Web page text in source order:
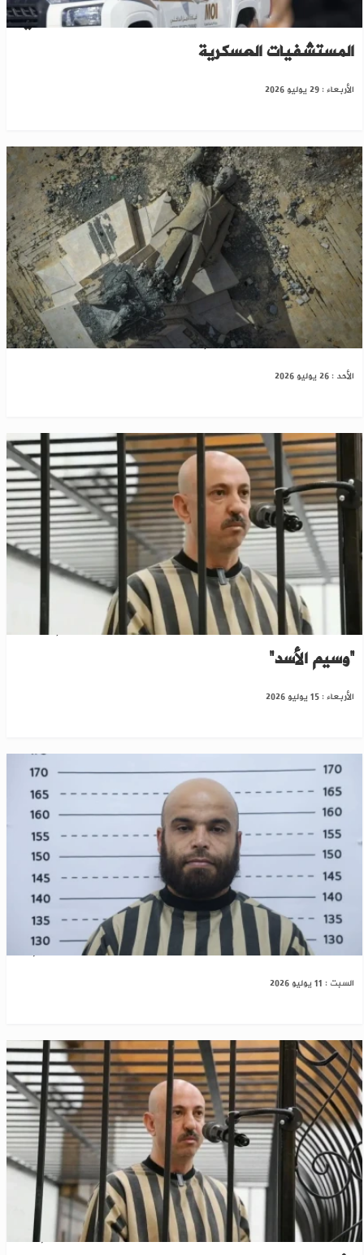
حمص: توقيف ثلاثة متهمين بارتكاب انتهاكات في
المستشفيات العسكرية
الأربعاء : 29 يوليو 2026
هذا ما ورثناه عن نظام الاسد
الأحد : 26 يوليو 2026
دمشق: بدء الجلسة الثانية من محاكمة المجرم
“وسيم الأسد”
الأربعاء : 15 يوليو 2026
دير الزور: الأمن يقبض على متورط بارتكاب جرائم
السبت : 11 يوليو 2026
دمشق: انطلاق الجلسة الأولى من محاكمة “وسيم